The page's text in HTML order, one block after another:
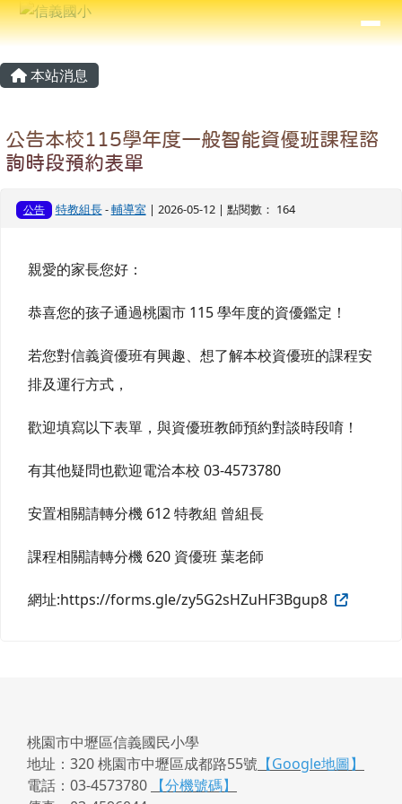
跳至主內容區
信義國小
⏸
導覽列
主內容區域
本站消息
公告本校115學年度一般智能資優班課程諮
詢時段預約表單
公告 特教組長-輔導室 | 2026-05-12 | 點閱數： 164
親愛的家長您好：
恭喜您的孩子通過桃園市 115 學年度的資優鑑定！
若您對信義資優班有興趣、想了解本校資優班的課程安
排及運行方式，
歡迎填寫以下表單，與資優班教師預約對談時段唷！
有其他疑問也歡迎電洽本校 03-4573780
安置相關請轉分機 612 特教組 曾組長
課程相關請轉分機 620 資優班 葉老師
網址:https://forms.gle/zy5G2sHZuHF3Bgup8
頁尾區域
桃園市中壢區信義國民小學
地址：320 桃園市中壢區成都路55號 【Google地圖】
電話：03-4573780
【分機號碼】